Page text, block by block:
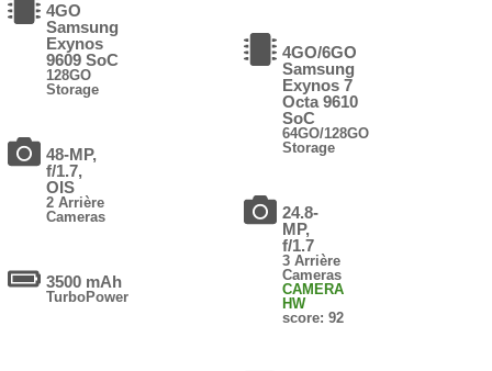
4GO
Samsung
Exynos
9609 SoC
128GO
Storage
48-MP,
f/1.7,
OIS
2 Arrière
Cameras
3500 mAh
TurboPower
4GO/6GO
Samsung
Exynos 7
Octa 9610
SoC
64GO/128GO
Storage
24.8-
MP,
f/1.7
3 Arrière
Cameras
CAMERA
HW
score: 92